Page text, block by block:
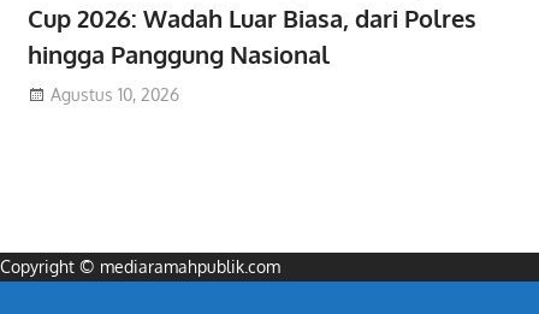
Cup 2026: Wadah Luar Biasa, dari Polres
hingga Panggung Nasional
Agustus 10, 2026
Copyright © mediaramahpublik.com